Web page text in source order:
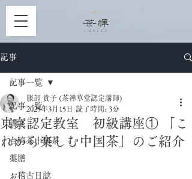
記事
記事一覧
講座
台湾茶中国茶
薬膳
お稽古日誌
記事一覧
東京認定教室 初級講座① 「こ
れから楽しむ中国茶」のご紹介
服部 貴子 (茶禅草堂認定講師)
2025年3月15日 読了時間: 3分